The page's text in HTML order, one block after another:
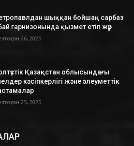
шыққан бойшаң сарбаз
гарнизонында қызмет етіп жүр
26, 2025
Қазақстан облысындағы
кәсіпкерлігі және әлеуметтік
25, 2025